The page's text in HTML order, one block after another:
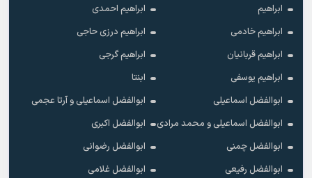
ابراهیم
ابراهیم احمدی
ابراهیم خادمی
ابراهیم درزی حاجی
ابراهیم قربانیان
ابراهیم گرجی
ابراهیم یوسفی
ابنتا
ابوالفضل اسماعیلی
ابوالفضل اسماعیلی و آرتا عجمی
ابوالفضل اسماعیلی و محمد مرادی
ابوالفضل اکبری
ابوالفضل چمنی
ابوالفضل رضوانی
ابوالفضل رفیعی
ابوالفضل غلامی